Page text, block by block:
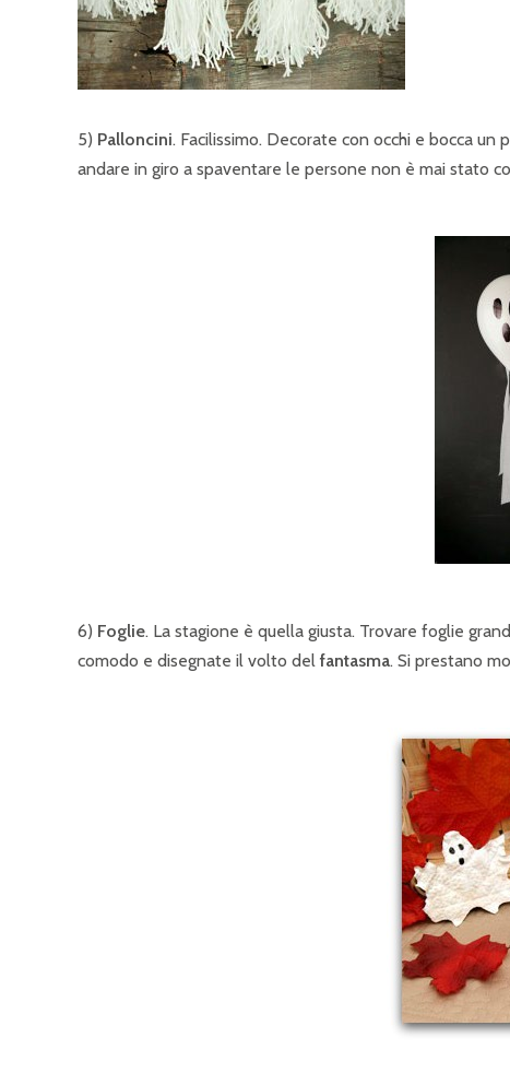
5) Palloncini. Facilissimo. Decorate con occhi e bocca
andare in giro a spaventare le persone non è mai stato
6) Foglie. La stagione è quella giusta. Trovare foglie
comodo e disegnate il volto del fantasma. Si prestano